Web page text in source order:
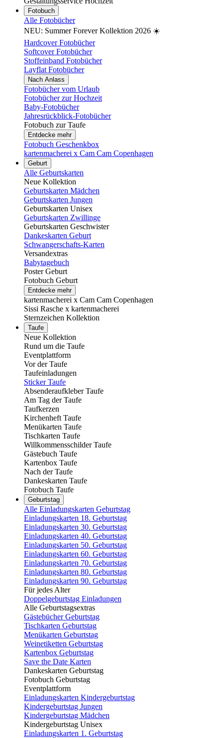
Fotobuch
Alle Fotobücher
NEU: Summer Forever Kollektion 2026 ☀️
Hardcover Fotobücher
Softcover Fotobücher
Stoffeinband Fotobücher
Layflat Fotobücher
Nach Anlass
Fotobücher vom Urlaub
Fotobücher zur Hochzeit
Baby-Fotobücher
Jahresrückblick-Fotobücher
Fotobuch zur Taufe
Entdecke mehr
Fotobuch Geschenkbox
kartenmacherei x Cam Cam Copenhagen
Geburt
Alle Geburtskarten
Neue Kollektion
Geburtskarten Mädchen
Geburtskarten Jungen
Geburtskarten Unisex
Geburtskarten Zwillinge
Geburtskarten Geschwister
Dankeskarten Geburt
Schwangerschafts-Karten
Versandextras
Babytagebuch
Poster Geburt
Fotobuch Geburt
Entdecke mehr
kartenmacherei x Cam Cam Copenhagen
Sissi Rasche x kartenmacherei
Sternzeichen Kollektion
Taufe
Neue Kollektion
Rund um die Taufe
Eventplattform
Vor der Taufe
Taufeinladungen
Sticker Taufe
Absenderaufkleber Taufe
Am Tag der Taufe
Taufkerzen
Kirchenheft Taufe
Menükarten Taufe
Tischkarten Taufe
Willkommensschilder Taufe
Gästebuch Taufe
Kartenbox Taufe
Nach der Taufe
Dankeskarten Taufe
Fotobuch Taufe
Geburtstag
Alle Einladungskarten Geburtstag
Einladungskarten 18. Geburtstag
Einladungskarten 30. Geburtstag
Einladungskarten 40. Geburtstag
Einladungskarten 50. Geburtstag
Einladungskarten 60. Geburtstag
Einladungskarten 70. Geburtstag
Einladungskarten 80. Geburtstag
Einladungskarten 90. Geburtstag
Für jedes Alter
Doppelgeburtstag Einladungen
Alle Geburtstagsextras
Gästebücher Geburtstag
Tischkarten Geburtstag
Menükarten Geburtstag
Weinetiketten Geburtstag
Kartenbox Geburtstag
Save the Date Karten
Dankeskarten Geburtstag
Fotobuch Geburtstag
Eventplattform
Einladungskarten Kindergeburtstag
Kindergeburtstag Jungen
Kindergeburtstag Mädchen
Kindergeburtstag Unisex
Einladungskarten 1. Geburtstag